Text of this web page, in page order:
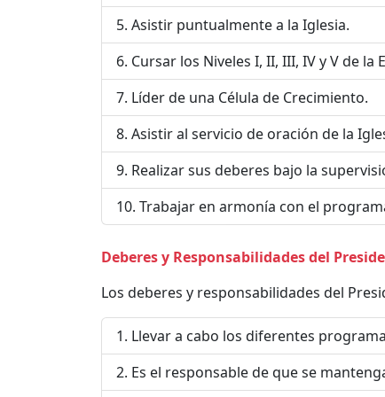
Asistir puntualmente a la Iglesia.
Cursar los Niveles I, II, III, IV y V de la
Líder de una Célula de Crecimiento.
Asistir al servicio de oración de la
Realizar sus deberes bajo la
Trabajar en armonía con el
Deberes y Responsabilidades del
Los deberes y responsabilidades del
Llevar a cabo los diferentes
Es el responsable de que se